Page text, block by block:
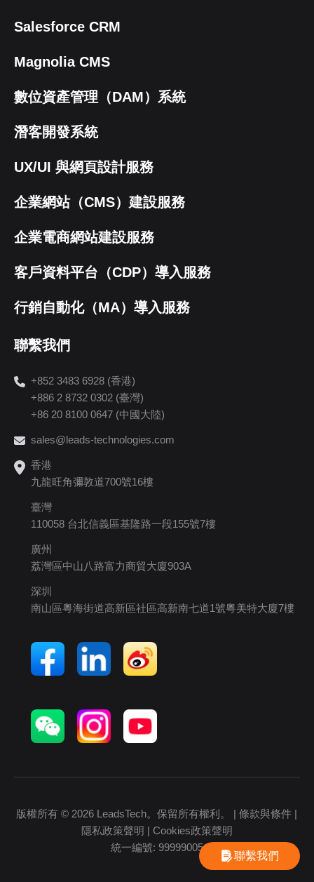
Salesforce CRM
Magnolia CMS
數位資產管理（DAM）系統
潛客開發系統
UX/UI 與網頁設計服務
企業網站（CMS）建設服務
企業電商網站建設服務
客戶資料平台（CDP）導入服務
行銷自動化（MA）導入服務
聯繫我們
+852 3483 6928 (香港)
+886 2 8732 0302 (臺灣)
+86 20 8100 0647 (中國大陸)
sales@leads-technologies.com
香港
九龍旺角彌敦道700號16樓
臺灣
110058 台北信義區基隆路一段155號7樓
廣州
荔灣區中山八路富力商貿大廈903A
深圳
南山區粵海街道高新區社區高新南七道1號粵美特大廈7樓
版權所有 © 2026 LeadsTech。保留所有權利。 |條款與條件 |
隱私政策聲明 | Cookies政策聲明
統一編號: 99999005
聯繫我們